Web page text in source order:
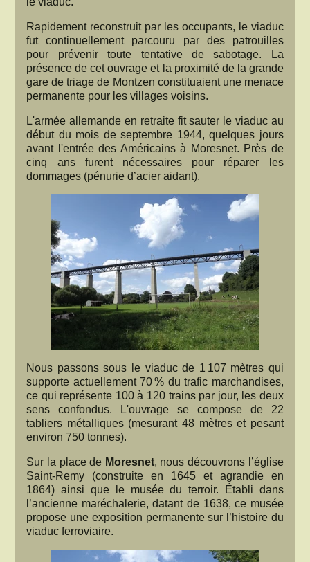
Rapidement reconstruit par les occupants, le viaduc
fut continuellement parcouru par des patrouilles
pour prévenir toute tentative de sabotage. La
présence de cet ouvrage et la proximité de la grande
gare de triage de Montzen constituaient une menace
permanente pour les villages voisins.
L'armée allemande en retraite fit sauter le viaduc au
début du mois de septembre 1944, quelques jours
avant l'entrée des Américains à Moresnet. Près de
cinq ans furent nécessaires pour réparer les
dommages (pénurie d’acier aidant).
Nous passons sous le viaduc de 1 107 mètres qui
supporte actuellement 70 % du trafic marchandises,
ce qui représente 100 à 120 trains par jour, les deux
sens confondus. L'ouvrage se compose de 22
tabliers métalliques (mesurant 48 mètres et pesant
environ 750 tonnes).
Sur la place de Moresnet, nous découvrons l’église
Saint-Remy (construite en 1645 et agrandie en
1864) ainsi que le musée du terroir. Établi dans
l’ancienne maréchalerie, datant de 1638, ce musée
propose une exposition permanente sur l’histoire du
viaduc ferroviaire.